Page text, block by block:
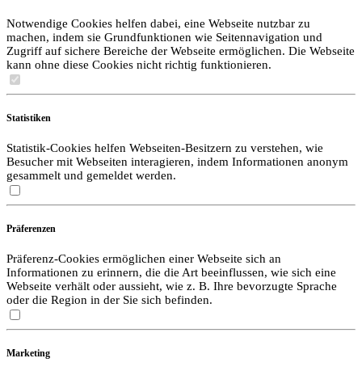
Notwendige Cookies helfen dabei, eine Webseite nutzbar zu
machen, indem sie Grundfunktionen wie Seitennavigation und
Zugriff auf sichere Bereiche der Webseite ermöglichen. Die Webseite
kann ohne diese Cookies nicht richtig funktionieren.
Statistiken
Statistik-Cookies helfen Webseiten-Besitzern zu verstehen, wie
Besucher mit Webseiten interagieren, indem Informationen anonym
gesammelt und gemeldet werden.
Präferenzen
Präferenz-Cookies ermöglichen einer Webseite sich an
Informationen zu erinnern, die die Art beeinflussen, wie sich eine
Webseite verhält oder aussieht, wie z. B. Ihre bevorzugte Sprache
oder die Region in der Sie sich befinden.
Marketing